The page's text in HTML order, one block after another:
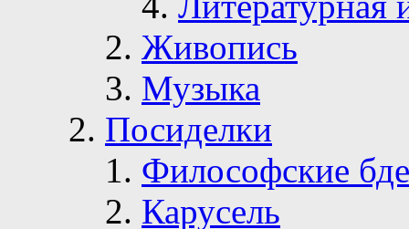
Живопись
Музыка
Посиделки
Философские
Карусель